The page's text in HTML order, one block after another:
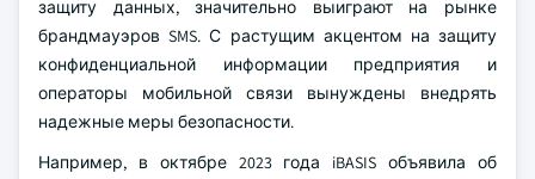
защиту данных, значительно выиграют на рынке
брандмауэров SMS. С растущим акцентом на защиту
конфиденциальной информации предприятия и
операторы мобильной связи вынуждены внедрять
надежные меры безопасности.
Например, в октябре 2023 года iBASIS объявила об